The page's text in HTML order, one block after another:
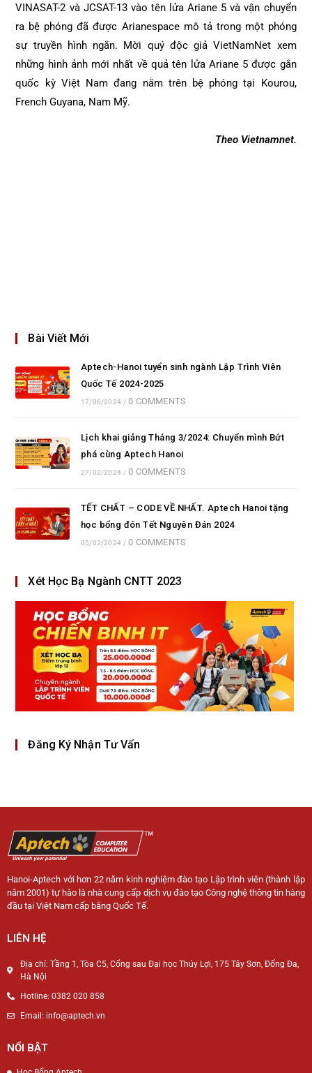
VINASAT-2 và JCSAT-13 vào tên lửa Ariane 5 và vận chuyển
ra bệ phóng đã được Arianespace mô tả trong một phóng
sự truyền hình ngắn. Mời quý độc giả VietNamNet xem
những hình ảnh mới nhất về quả tên lửa Ariane 5 được gắn
quốc kỳ Việt Nam đang nằm trên bệ phóng tại Kourou,
French Guyana, Nam Mỹ.
Theo Vietnamnet.
Bài Viết Mới
Aptech-Hanoi tuyển sinh ngành Lập Trình Viên
Quốc Tế 2024-2025
17/06/2024 / 0 COMMENTS
Lịch khai giảng Tháng 3/2024: Chuyển mình Bứt
phá cùng Aptech Hanoi
27/02/2024 / 0 COMMENTS
TẾT CHẤT – CODE VỀ NHẤT. Aptech Hanoi tặng
học bổng đón Tết Nguyên Đán 2024
05/02/2024 / 0 COMMENTS
Xét Học Bạ Ngành CNTT 2023
Đăng Ký Nhận Tư Vấn
Hanoi-Aptech với hơn 22 năm kinh nghiệm đào tạo Lập trình viên (thành lập
năm 2001) tự hào là nhà cung cấp dịch vụ đào tạo Công nghệ thông tin hàng
đầu tại Việt Nam cấp bằng Quốc Tế.
LIÊN HỆ
Địa chỉ: Tầng 1, Tòa C5, Cổng sau Đại học Thủy Lợi, 175 Tây Sơn, Đống Đa,
Hà Nội
Hotline: 0382 020 858
Email: info@aptech.vn
NỔI BẬT